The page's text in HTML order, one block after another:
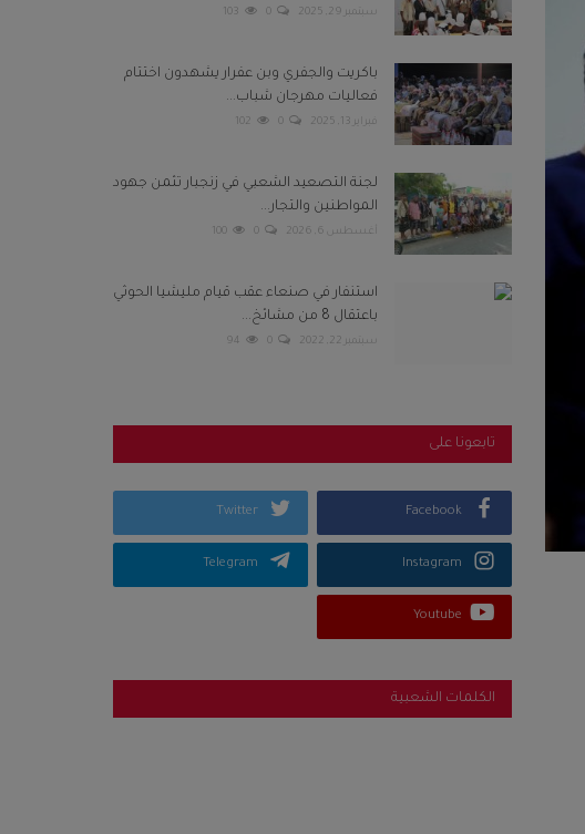
سبتمبر 29, 2025 0
103
باكريت والجفري وبن عفرار يشهدون اختتام
فعاليات مهرجان شباب...
فبراير 13, 2025 0
102
لجنة التصعيد الشعبي في زنجبار تثمن جهود
المواطنين والتجار...
أغسطس 6, 2026 0
100
استنفار في صنعاء عقب قيام مليشيا الحوثي
باعتقال 8 من مشائخ...
سبتمبر 22, 2022 0
94
تابعونا على
Facebook
Twitter
Instagram
Telegram
Youtube
الكلمات الشعبية